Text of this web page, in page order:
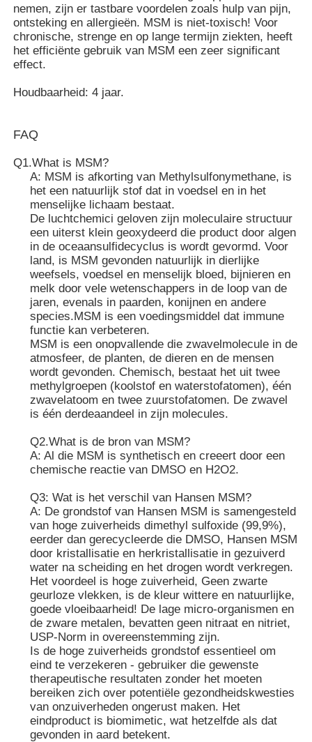
MSM Groothandel
MSM-Glucosaminechondroitin
Het Gezamenlijke Supplement van MSM voor Paarden
MSM-Haarpoeder
De Organische Zwavel van MSM
Zuivere MSM-Kristallen
nemen, zijn er tastbare voordelen zoals hulp van pijn,
ontsteking en allergieën. MSM is niet-toxisch! Voor
chronische, strenge en op lange termijn ziekten, heeft
het efficiënte gebruik van MSM een zeer significant
effect.
Houdbaarheid: 4 jaar.
FAQ
Q1.What is MSM?
A: MSM is afkorting van Methylsulfonymethane, is
het een natuurlijk stof dat in voedsel en in het
menselijke lichaam bestaat.
De luchtchemici geloven zijn moleculaire structuur
een uiterst klein geoxydeerd die product door algen
in de oceaansulfidecyclus is wordt gevormd. Voor
land, is MSM gevonden natuurlijk in dierlijke
weefsels, voedsel en menselijk bloed, bijnieren en
melk door vele wetenschappers in de loop van de
jaren, evenals in paarden, konijnen en andere
species.MSM is een voedingsmiddel dat immune
functie kan verbeteren.
MSM is een onopvallende die zwavelmolecule in de
atmosfeer, de planten, de dieren en de mensen
wordt gevonden. Chemisch, bestaat het uit twee
methylgroepen (koolstof en waterstofatomen), één
zwavelatoom en twee zuurstofatomen. De zwavel
is één derdeaandeel in zijn molecules.
Q2.What is de bron van MSM?
A: Al die MSM is synthetisch en creeert door een
chemische reactie van DMSO en H2O2.
Q3: Wat is het verschil van Hansen MSM?
A: De grondstof van Hansen MSM is samengesteld
van hoge zuiverheids dimethyl sulfoxide (99,9%),
eerder dan gerecycleerde die DMSO, Hansen MSM
door kristallisatie en herkristallisatie in gezuiverd
water na scheiding en het drogen wordt verkregen.
Het voordeel is hoge zuiverheid, Geen zwarte
geurloze vlekken, is de kleur wittere en natuurlijke,
goede vloeibaarheid! De lage micro-organismen en
de zware metalen, bevatten geen nitraat en nitriet,
USP-Norm in overeenstemming zijn.
Is de hoge zuiverheids grondstof essentieel om
eind te verzekeren - gebruiker die gewenste
therapeutische resultaten zonder het moeten
bereiken zich over potentiële gezondheidskwesties
van onzuiverheden ongerust maken. Het
eindproduct is biomimetic, wat hetzelfde als dat
gevonden in aard betekent.